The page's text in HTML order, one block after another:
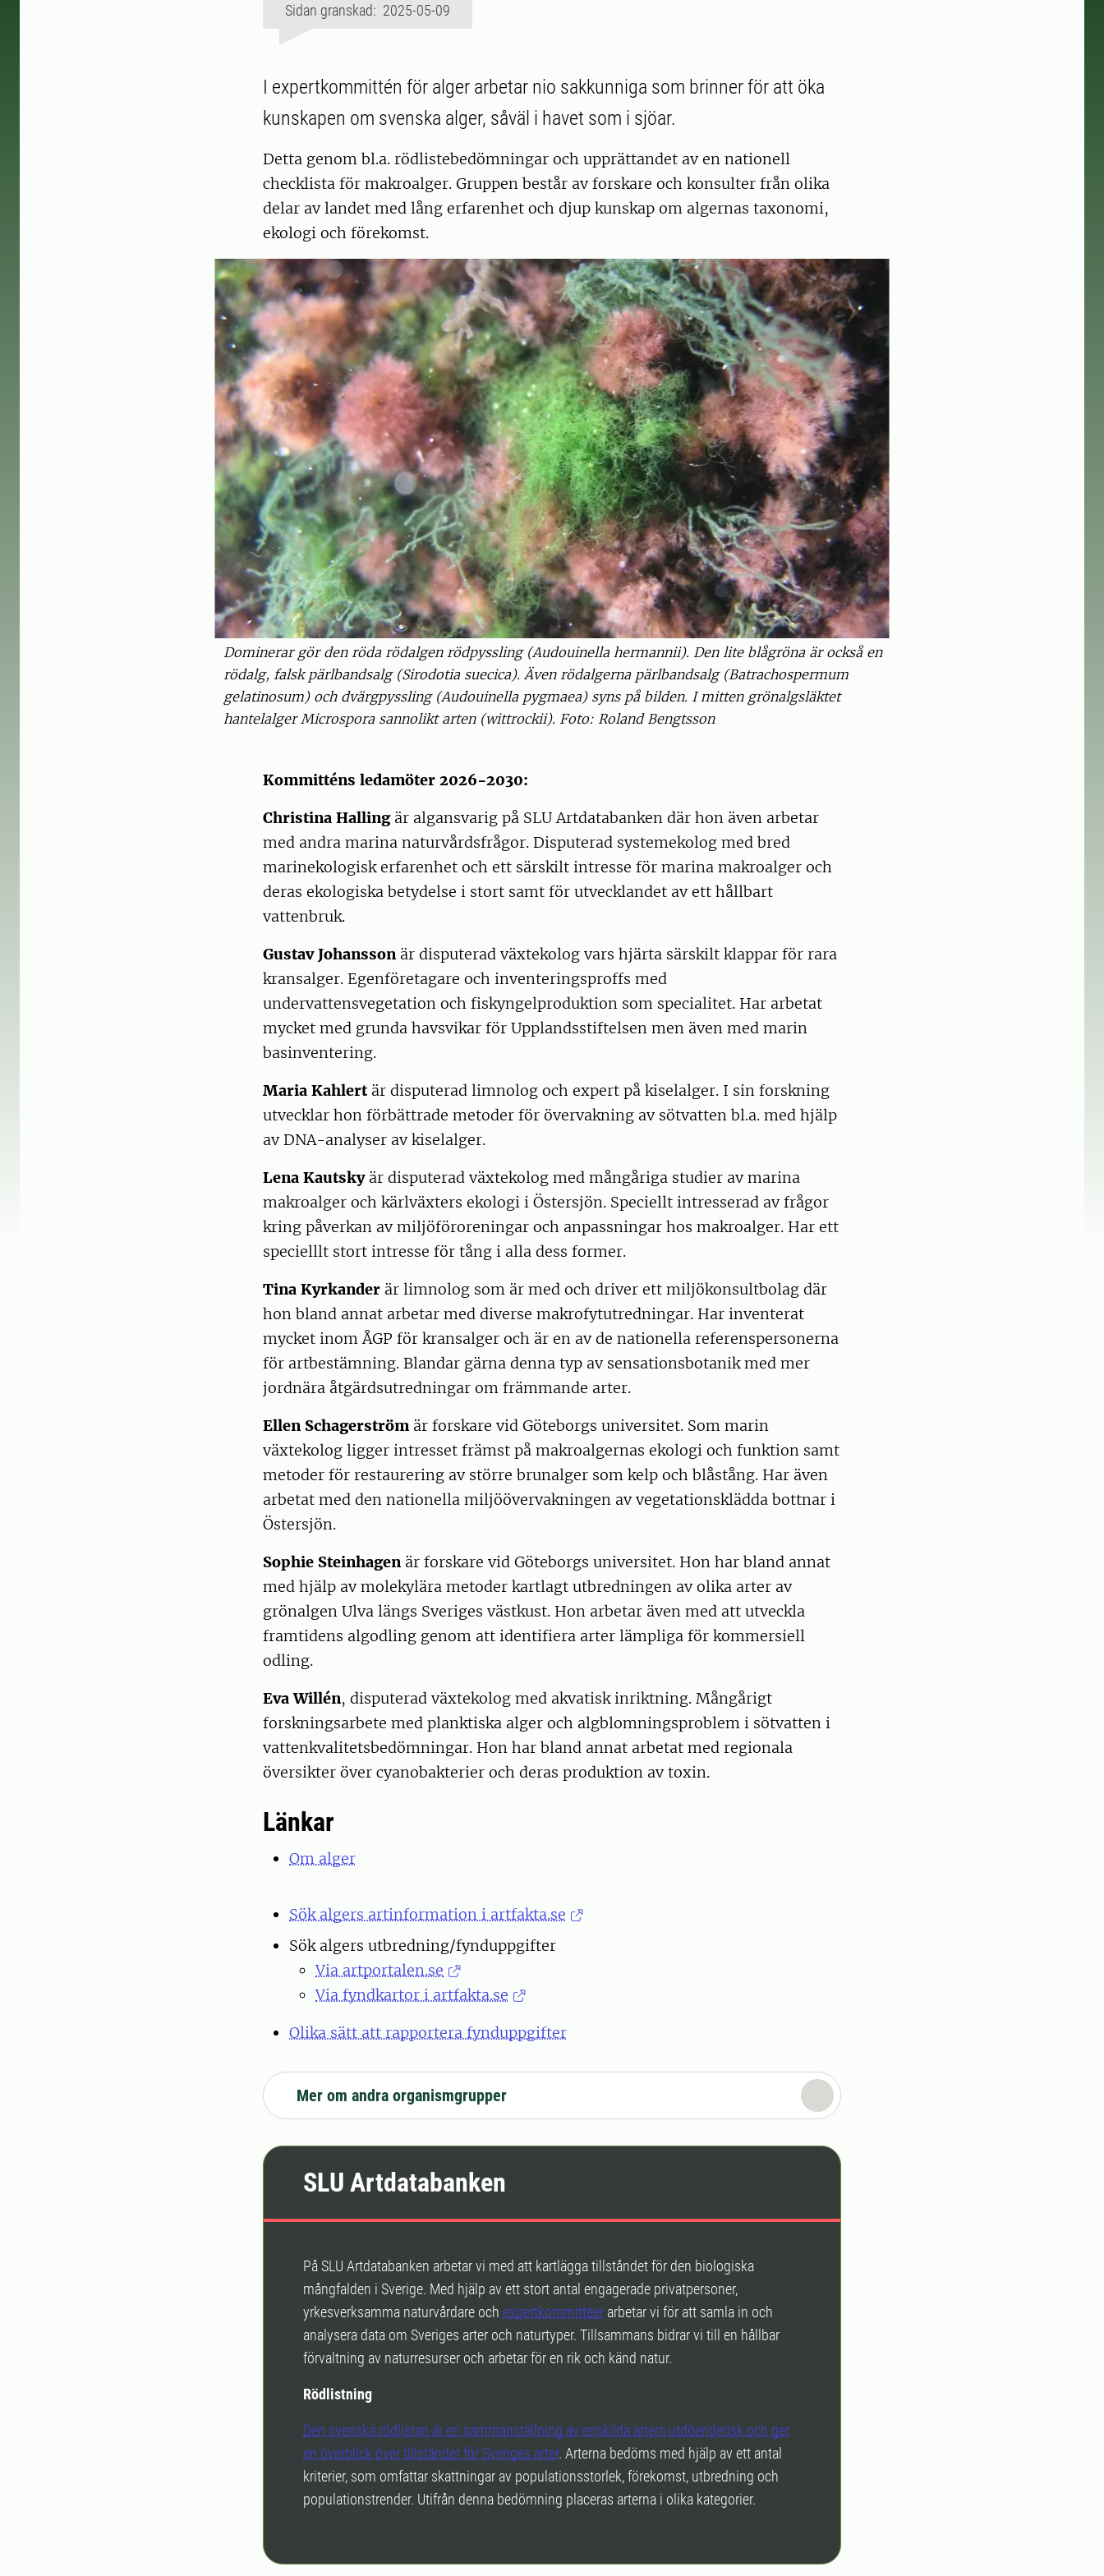
Sidan granskad: 2025-05-09
I expertkommittén för alger arbetar nio sakkunniga som brinner för att öka
kunskapen om svenska alger, såväl i havet som i sjöar.
Detta genom bl.a. rödlistebedömningar och upprättandet av en nationell
checklista för makroalger. Gruppen består av forskare och konsulter från olika
delar av landet med lång erfarenhet och djup kunskap om algernas taxonomi,
ekologi och förekomst.
Dominerar gör den röda rödalgen rödpyssling (Audouinella hermannii). Den lite blågröna är också en
rödalg, falsk pärlbandsalg (Sirodotia suecica). Även rödalgerna pärlbandsalg (Batrachospermum
gelatinosum) och dvärgpyssling (Audouinella pygmaea) syns på bilden. I mitten grönalgsläktet
hantelalger Microspora sannolikt arten (wittrockii). Foto: Roland Bengtsson
Kommitténs ledamöter 2026-2030:
Christina Hallingär algansvarig på SLU Artdatabanken där hon även arbetar
med andra marina naturvårdsfrågor. Disputerad systemekolog med bred
marinekologisk erfarenhet och ett särskilt intresse för marina makroalger och
deras ekologiska betydelse i stort samt för utvecklandet av ett hållbart
vattenbruk.
Gustav Johansson är disputerad växtekolog vars hjärta särskilt klappar för rara
kransalger. Egenföretagare och inventeringsproffs med
undervattensvegetation och fiskyngelproduktion som specialitet. Har arbetat
mycket med grunda havsvikar för Upplandsstiftelsen men även med marin
basinventering.
Maria Kahlertär disputerad limnolog och expert på kiselalger. I sin forskning
utvecklar hon förbättrade metoder för övervakning av sötvatten bl.a. med hjälp
av DNA-analyser av kiselalger.
Lena Kautskyär disputerad växtekolog med mångåriga studier av marina
makroalger och kärlväxters ekologi i Östersjön. Speciellt intresserad av frågor
kring påverkan av miljöföroreningar och anpassningar hos makroalger. Har ett
specielllt stort intresse för tång i alla dess former.
Tina Kyrkander är limnolog som är med och driver ett miljökonsultbolag där
hon bland annat arbetar med diverse makrofytutredningar. Har inventerat
mycket inom ÅGP för kransalger och är en av de nationella referenspersonerna
för artbestämning. Blandar gärna denna typ av sensationsbotanik med mer
jordnära åtgärdsutredningar om främmande arter.
Ellen Schagerström är forskare vid Göteborgs universitet. Som marin
växtekolog ligger intresset främst på makroalgernas ekologi och funktion samt
metoder för restaurering av större brunalger som kelp och blåstång. Har även
arbetat med den nationella miljöövervakningen av vegetationsklädda bottnar i
Östersjön.
Sophie Steinhagen är forskare vid Göteborgs universitet. Hon har bland annat
med hjälp av molekylära metoder kartlagt utbredningen av olika arter av
grönalgen Ulva längs Sveriges västkust. Hon arbetar även med att utveckla
framtidens algodling genom att identifiera arter lämpliga för kommersiell
odling.
Eva Willén, disputerad växtekolog med akvatisk inriktning. Mångårigt
forskningsarbete med planktiska alger och algblomningsproblem i sötvatten i
vattenkvalitetsbedömningar. Hon har bland annat arbetat med regionala
översikter över cyanobakterier och deras produktion av toxin.
Länkar
Om alger
Sök algers artinformation i artfakta.se
Sök algers utbredning/fynduppgifter
Via artportalen.se
Via fyndkartor i artfakta.se
Olika sätt att rapportera fynduppgifter
Mer om andra organismgrupper
SLU Artdatabanken
På SLU Artdatabanken arbetar vi med att kartlägga tillståndet för den biologiska
mångfalden i Sverige. Med hjälp av ett stort antal engagerade privatpersoner,
yrkesverksamma naturvårdare och expertkommittéer arbetar vi för att samla in och
analysera data om Sveriges arter och naturtyper. Tillsammans bidrar vi till en hållbar
förvaltning av naturresurser och arbetar för en rik och känd natur.
Rödlistning
Den svenska rödlistan är en sammanställning av enskilda arters utdöenderisk och ger
en överblick över tillståndet för Sveriges arter. Arterna bedöms med hjälp av ett antal
kriterier, som omfattar skattningar av populationsstorlek, förekomst, utbredning och
populationstrender. Utifrån denna bedömning placeras arterna i olika kategorier.